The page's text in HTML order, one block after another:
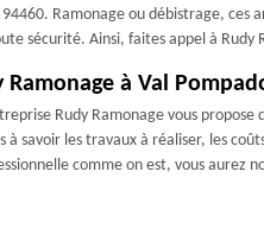
Ramonage ou débistrage,
sécurité. Ainsi, faites appel à Rudy
Ramonage à Val
Rudy Ramonage vous propose
savoir les travaux à réaliser, les
comme on est, vous aurez